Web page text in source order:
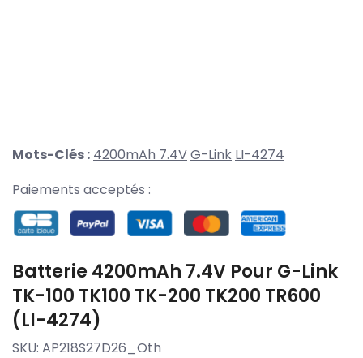
Mots-Clés : 4200mAh 7.4VG-Link LI-4274
Paiements acceptés :
Batterie 4200mAh 7.4V Pour G-Link
TK-100 TK100 TK-200 TK200 TR600
(LI-4274)
SKU: AP218S27D26_Oth